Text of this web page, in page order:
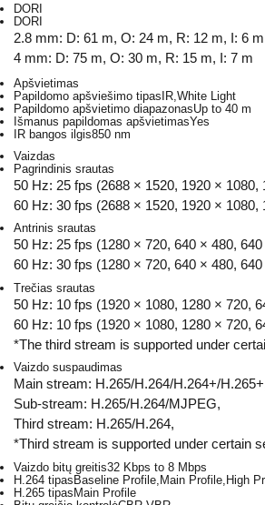
DORI
DORI
2.8 mm: D: 61 m, O: 24 m, R: 12 m, I: 6 m
4 mm: D: 75 m, O: 30 m, R: 15 m, I: 7 m
Apšvietimas
Papildomo apšviešimo tipasIR,White Light
Papildomo apšvietimo diapazonasUp to 40 m
Išmanus papildomas apšvietimasYes
IR bangos ilgis850 nm
Vaizdas
Pagrindinis srautas
50 Hz: 25 fps (2688 × 1520, 1920 × 1080,
60 Hz: 30 fps (2688 × 1520, 1920 × 1080,
Antrinis srautas
50 Hz: 25 fps (1280 × 720, 640 × 480,
60 Hz: 30 fps (1280 × 720, 640 × 480,
Trečias srautas
50 Hz: 10 fps (1920 × 1080, 1280 × 720,
60 Hz: 10 fps (1920 × 1080, 1280 × 720,
*The third stream is supported under
Vaizdo suspaudimas
Main stream: H.265/H.264/H.264+/
Sub-stream: H.265/H.264/MJPEG,
Third stream: H.265/H.264,
*Third stream is supported under certain
Vaizdo bitų greitis32 Kbps to 8 Mbps
H.264 tipasBaseline Profile,Main Profile,High
H.265 tipasMain Profile